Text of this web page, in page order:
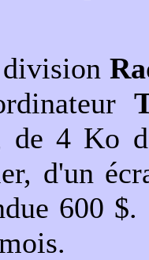
division
de 4 Ko
d'un
600